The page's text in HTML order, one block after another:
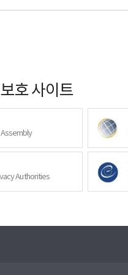
호 사이트
Authorities